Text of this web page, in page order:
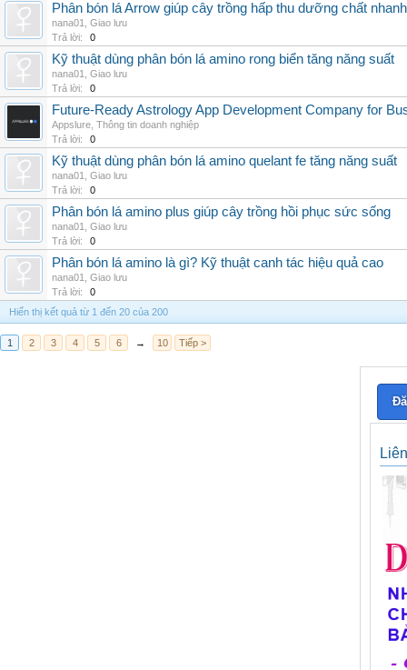
Phân bón lá Arrow giúp cây trồng hấp thu dưỡng chất nhanh
nana01
Giao lưu
Trả lời:
0
Kỹ thuật dùng phân bón lá amino rong biển tăng năng suất
nana01
Giao lưu
Trả lời:
0
Future-Ready Astrology App Development Company for
Appslure Thông tin doanh nghiệp
Trả lời:
0
Kỹ thuật dùng phân bón lá amino quelant fe tăng năng suất
nana01
Giao lưu
Trả lời:
0
Phân bón lá amino plus giúp cây trồng hồi phục sức sống
nana01
Giao lưu
Trả lời:
0
Phân bón lá amino là gì? Kỹ thuật canh tác hiệu quả cao
nana01
Giao lưu
Trả lời:
0
Hiển thị kết quả từ 1 đến 20 của 200
1 2 3 4 5 6 → 10 Tiếp >